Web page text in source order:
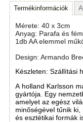
Termékinformációk
Mérete: 40 x 3cm
Anyag: Parafa és fém
1db AA elemmel
Design: Armando
Készleten: Szállítási
A holland Karlsson
gyártója. Egy
amelyet az egész
minőségével tűnik
és esztétikai formák